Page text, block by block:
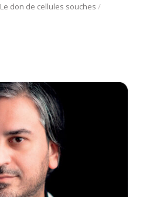
Le don de cellules souches /